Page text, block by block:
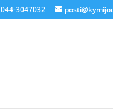
044-3047032